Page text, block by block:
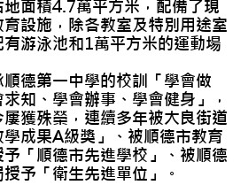
地面積4.7萬平方米，配備了現
育設施，除各教室及特別用途室
有游泳池和1萬平方米的運動場
順德第一中學的校訓「學會做
求知、學會辦事、學會健身」，
屢獲殊榮，連續多年被大良街道
學成果A級獎」、被順德市教育
予「順德市先進學校」、被順德
予「衛生先進單位」。